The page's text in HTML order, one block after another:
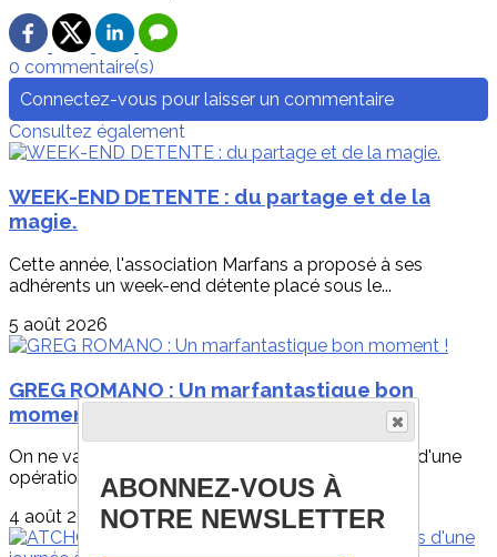
0 commentaire(s)
Connectez-vous pour laisser un commentaire
Consultez également
WEEK-END DETENTE : du partage et de la
magie.
Cette année, l'association Marfans a proposé à ses
adhérents un week-end détente placé sous le...
5 août 2026
GREG ROMANO : Un marfantastique bon
moment !
On ne va pas se mentir : parler d'une maladie rare, d'une
opération du cœur ou d'un parcours...
4 août 2026
ABONNEZ-VOUS À
NOTRE NEWSLETTER